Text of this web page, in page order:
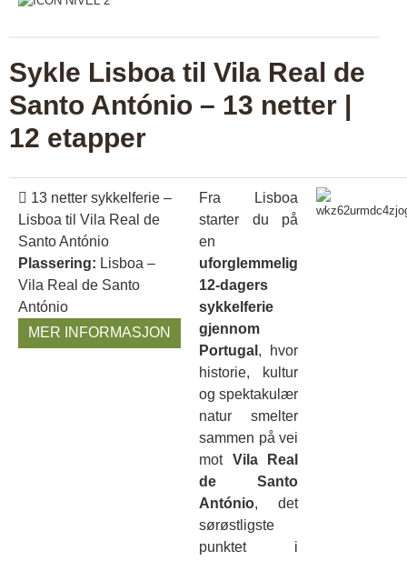
Sykle Lisboa til Vila Real de
Santo António – 13 netter |
12 etapper
13 netter sykkelferie –
Lisboa til Vila Real de
Santo António
Plassering: Lisboa –
Vila Real de Santo
António
MER INFORMASJON
Fra Lisboa
starter du på
en
uforglemmelig
12-dagers
sykkelferie
gjennom
Portugal , hvor
historie, kultur
og spektakulær
natur smelter
sammen på vei
mot Vila Real
de Santo
António, det
sørøstligste
punktet i